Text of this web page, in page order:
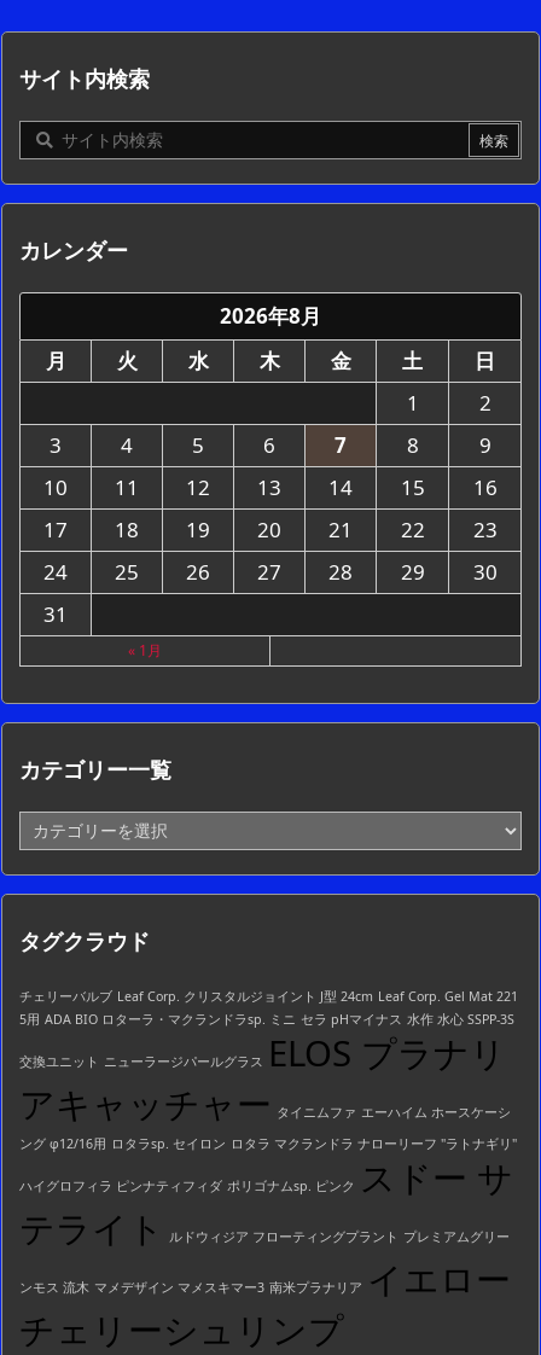
サイト内検索
カレンダー
2026年8月
月
火 水 木 金 土
日
1
2
3
4 5 6 7 8
9
10
11 12 13 14 15
16
17
18 19 20 21 22
23
24
25 26 27 28 29
30
31
« 1月
カテゴリー一覧
テ
ゴ
リ
一
タグクラウド
チェリーバルブ Leaf Corp. クリスタルジョイント J型 24cm Leaf Corp. Gel Mat 221
5用 ADA BIO ロターラ・マクランドラsp. ミニ セラ pHマイナス 水作 水心 SSPP-3S
交換ユニット ニューラージパールグラス
ELOS プラナリ
アキャッチャー
タイニムファ エーハイム ホースケーシ
ング φ12/16用 ロタラsp. セイロン ロタラ マクランドラ ナローリーフ "ラトナギリ"
ハイグロフィラ ピンナティフィダ ポリゴナムsp. ピンク
スドー サ
テライト
ルドウィジア フローティングプラント プレミアムグリー
ンモス 流木 マメデザイン マメスキマー3 南米プラナリア イエロー
チェリーシュリンプ